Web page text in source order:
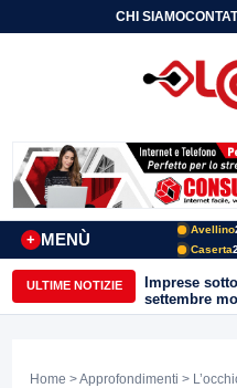
CHI SIAMO
MENÙ
+
Avellino
Caserta
ULTIME NOTIZIE
Imprese
settembre
e Avellino”
Home >Approfondimenti >